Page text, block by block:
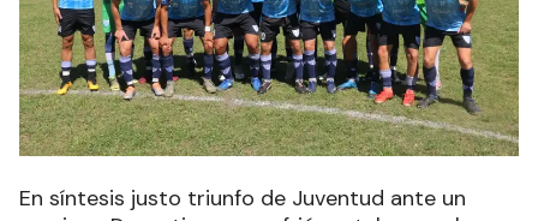
En síntesis justo triunfo de Juventud ante un